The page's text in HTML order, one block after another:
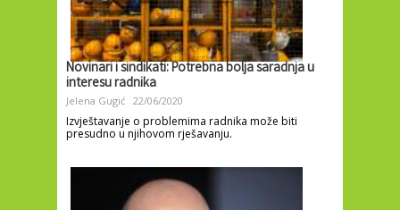
Novinari i sindikati: Potrebna bolja saradnja u
interesu radnika
Jelena Gugić 22/06/2020
Izvještavanje o problemima radnika može biti
presudno u njihovom rješavanju.